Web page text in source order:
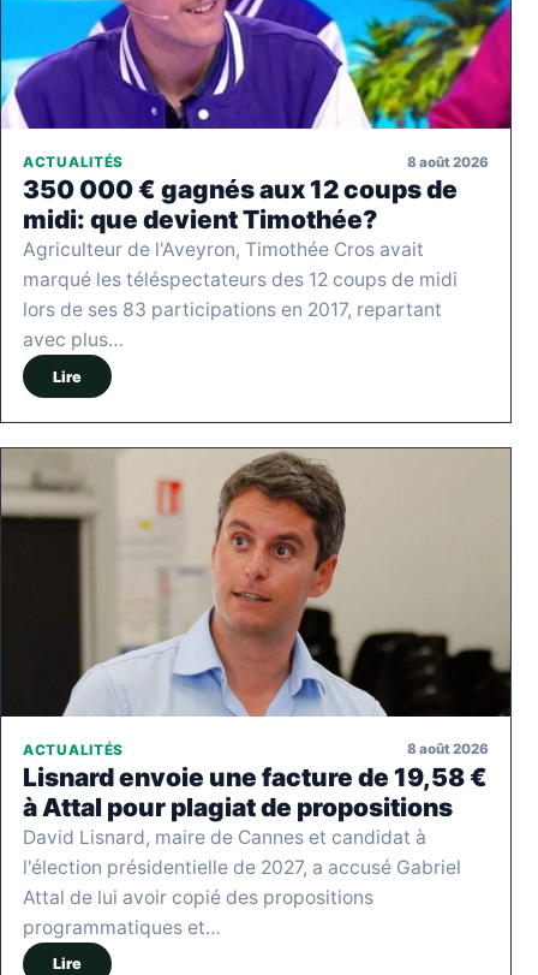
ACTUALITÉS 8 août 2026
350 000 € gagnés aux 12 coups de
midi: que devient Timothée?
Agriculteur de l'Aveyron, Timothée Cros avait
marqué les téléspectateurs des 12 coups de midi
lors de ses 83 participations en 2017, repartant
avec plus…
Lire
ACTUALITÉS 8 août 2026
Lisnard envoie une facture de 19,58 €
à Attal pour plagiat de propositions
David Lisnard, maire de Cannes et candidat à
l'élection présidentielle de 2027, a accusé Gabriel
Attal de lui avoir copié des propositions
programmatiques et…
Lire